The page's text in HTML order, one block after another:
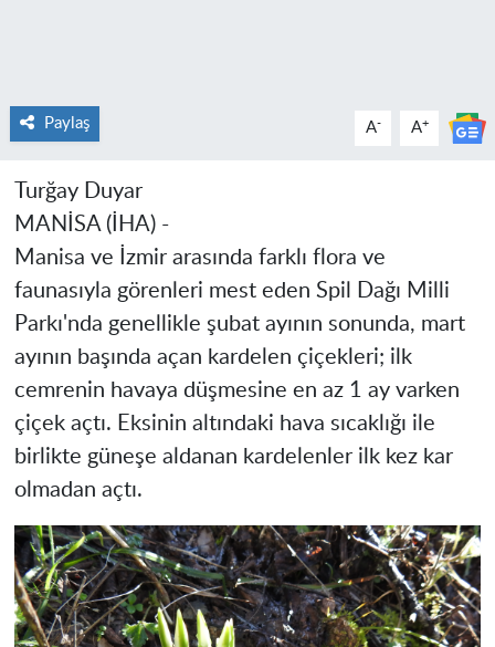
Paylaş A- A+
Turğay Duyar
MANİSA (İHA) -
Manisa ve İzmir arasında farklı flora ve
faunasıyla görenleri mest eden Spil Dağı Milli
Parkı'nda genellikle şubat ayının sonunda, mart
ayının başında açan kardelen çiçekleri; ilk
cemrenin havaya düşmesine en az 1 ay varken
çiçek açtı. Eksinin altındaki hava sıcaklığı ile
birlikte güneşe aldanan kardelenler ilk kez kar
olmadan açtı.